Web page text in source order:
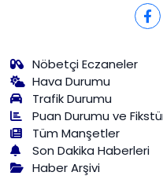
Nöbetçi Eczaneler
Hava Durumu
Trafik Durumu
Puan Durumu ve
Tüm Manşetler
Son Dakika Haberleri
Haber Arşivi